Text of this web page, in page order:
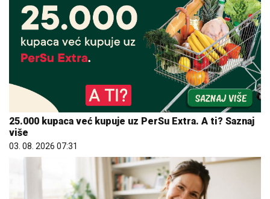
25.000 kupaca već kupuje uz PerSu Extra. A ti? Saznaj
više
03. 08. 2026 07:31